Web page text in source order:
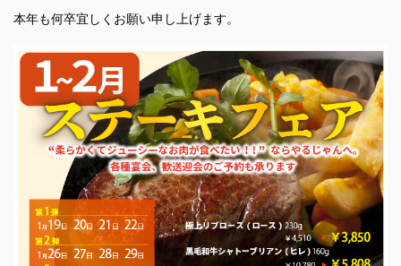
本年も何卒宜しくお願い申し上げます。